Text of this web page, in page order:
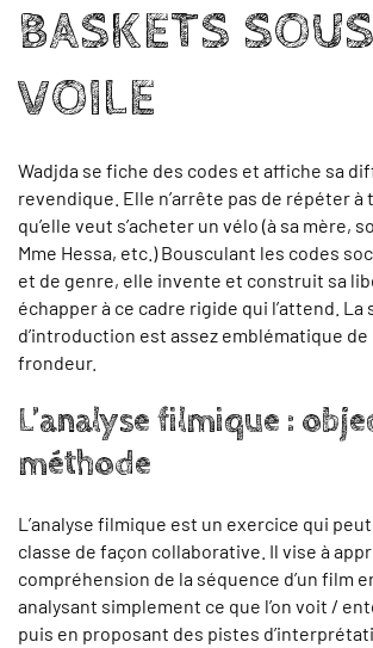
BASKETS
VOILE
Wadjda se fiche des codes et affiche sa
revendique. Elle n’arrête pas de répéter à
qu’elle veut s’acheter un vélo (à sa mère,
Mme Hessa, etc.) Bousculant les codes
et de genre, elle invente et construit sa
échapper à ce cadre rigide qui l’attend. La
d’introduction est assez emblématique
frondeur.
L’analyse filmique :
méthode
L’analyse filmique est un exercice qui
classe de façon collaborative. Il vise à
compréhension de la séquence d’un film
analysant simplement ce que l’on voit /
puis en proposant des pistes